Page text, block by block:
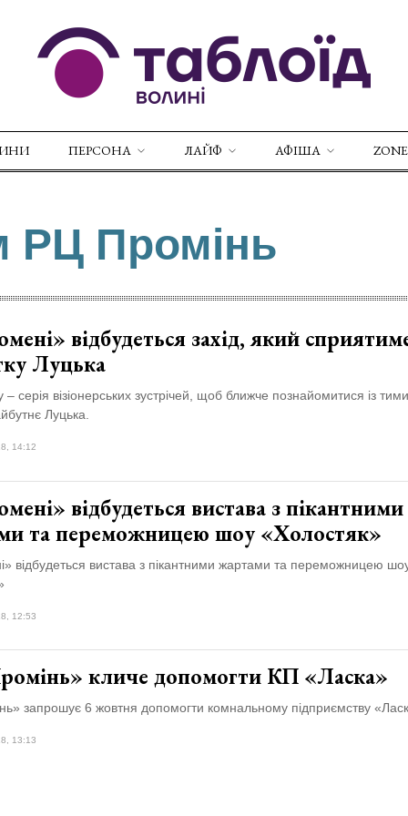
ПЕРСОНА ЛАЙФ АФІША
РЦ Промінь
відбудеться захід, який
Луцька
– серія візіонерських зустрічей, щоб ближче познайомитися із
Луцька.
14:12
відбудеться вистава з пікантними
та переможницею шоу «Холостяк»
відбудеться вистава з пікантними жартами та переможницею
12:53
кличе допомогти КП «Ласка»
запрошує 6 жовтня допомогти комнальному підприємству
13:13